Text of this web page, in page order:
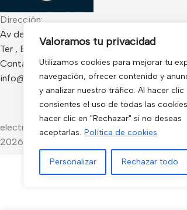
Valoramos tu privacidad
Utilizamos cookies para mejorar tu
navegación, ofrecer contenido y
y analizar nuestro tráfico. Al hacer
consientes el uso de todas las
hacer clic en "Rechazar" si no deseas
aceptarlas. Política de cookies
Personalizar Rechazar todo
Dirección:
Av de Francia 234 Local - CP 17840 Sarria de
Ter , España
Contacto:
info@electro3.com
electro3 ©
2026.